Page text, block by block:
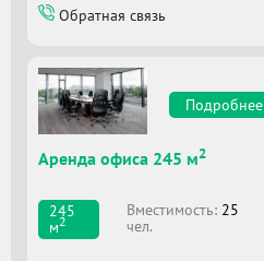
Обратная связь
Подробнее
Аренда офиса 245 м2
245
м2
Вместимоcть: 25
чел.